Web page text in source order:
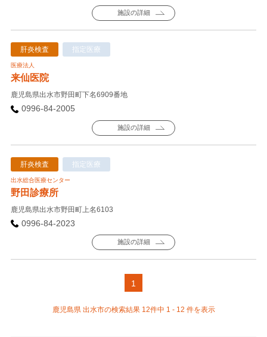
施設の詳細
肝炎検査 指定医療
医療法人
来仙医院
鹿児島県出水市野田町下名6909番地
0996-84-2005
施設の詳細
肝炎検査 指定医療
出水総合医療センター
野田診療所
鹿児島県出水市野田町上名6103
0996-84-2023
施設の詳細
1
鹿児島県 出水市の検索結果 12件中 1 - 12 件を表示